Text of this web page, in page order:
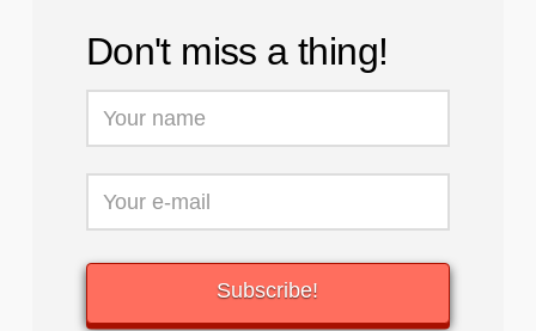
Don't miss a thing!